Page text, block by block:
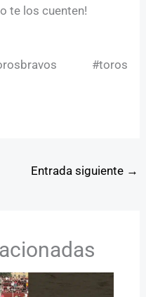
te los cuenten!
#toros
Entrada siguiente →